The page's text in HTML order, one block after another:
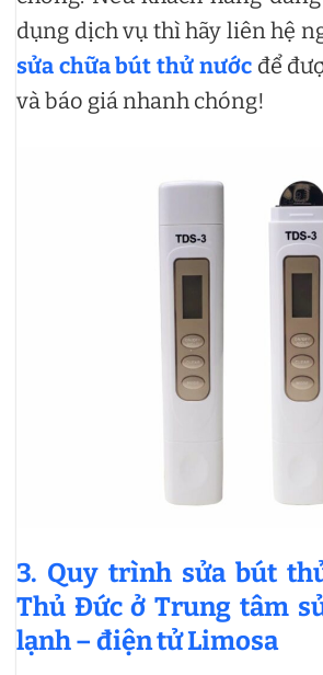
dụng dịch vụ thì hãy liên hệ
sửa chữa bút thử nướcđể
và báo giá nhanh chóng!
3. Quy trình sửa bút
Thủ Đức ở Trung tâm
lạnh – điện tử Limosa